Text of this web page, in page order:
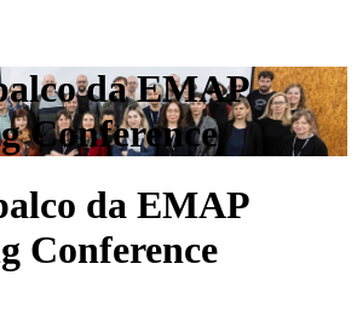
da EMAP
Conference
da EMAP
Conference